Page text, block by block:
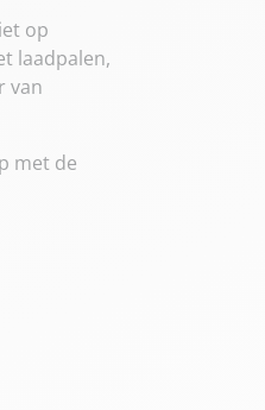
op
laadpalen,
van
met de